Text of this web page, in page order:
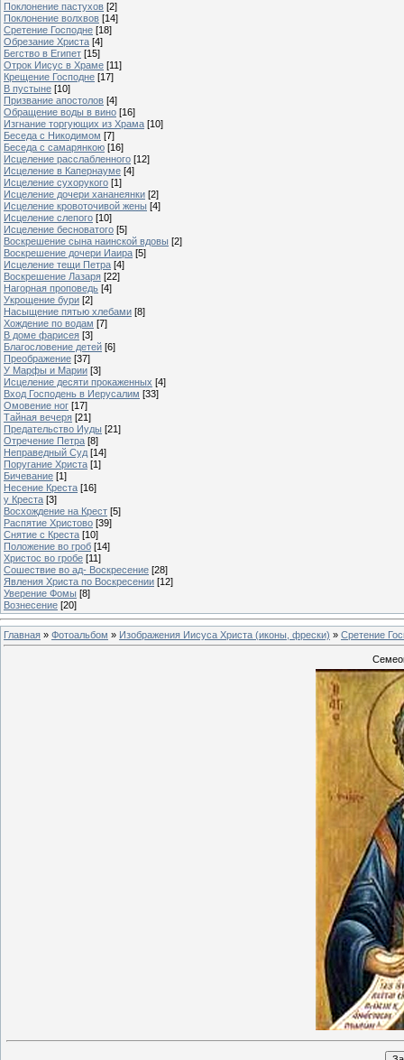
Поклонение пастухов [2]
Поклонение волхвов [14]
Сретение Господне [18]
Обрезание Христа [4]
Бегство в Египет [15]
Отрок Иисус в Храме [11]
Крещение Господне [17]
В пустыне [10]
Призвание апостолов [4]
Обращение воды в вино [16]
Изгнание торгующих из Храма [10]
Беседа с Никодимом [7]
Беседа с самарянкою [16]
Исцеление расслабленного [12]
Исцеление в Капернауме [4]
Исцеление сухорукого [1]
Исцеление дочери хананеянки [2]
Исцеление кровоточивой жены [4]
Исцеление слепого [10]
Исцеление бесноватого [5]
Воскрешение сына наинской вдовы [2]
Воскрешение дочери Иаира [5]
Исцеление тещи Петра [4]
Воскрешение Лазаря [22]
Нагорная проповедь [4]
Укрощение бури [2]
Насыщение пятью хлебами [8]
Хождение по водам [7]
В доме фарисея [3]
Благословение детей [6]
Преображение [37]
У Марфы и Марии [3]
Исцеление десяти прокаженных [4]
Вход Господень в Иерусалим [33]
Омовение ног [17]
Тайная вечеря [21]
Предательство Иуды [21]
Отречение Петра [8]
Неправедный Суд [14]
Поругание Христа [1]
Бичевание [1]
Несение Креста [16]
у Креста [3]
Восхождение на Крест [5]
Распятие Христово [39]
Снятие с Креста [10]
Положение во гроб [14]
Христос во гробе [11]
Сошествие во ад- Воскресение [28]
Явления Христа по Воскресении [12]
Уверение Фомы [8]
Вознесение [20]
Главная » Фотоальбом » Изображения Иисуса Христа (иконы, фрески) » Сретение